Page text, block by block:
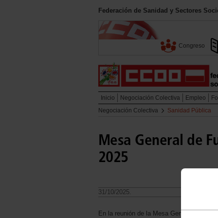
Federación de Sanidad y Sectores
Congreso
Inicio Negociación Colectiva Empleo
Negociación Colectiva
Sanidad Pública
Mesa General de
2025
31/10/2025.
En la reunión de la Mesa General de